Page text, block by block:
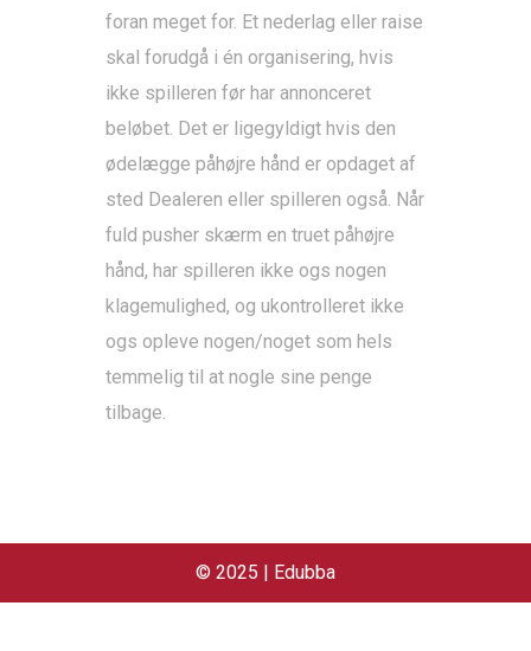
foran meget for. Et nederlag eller raise
skal forudgå i én organisering, hvis
ikke spilleren før har annonceret
beløbet. Det er ligegyldigt hvis den
ødelægge påhøjre hånd er opdaget af
sted Dealeren eller spilleren også. Når
fuld pusher skærm en truet påhøjre
hånd, har spilleren ikke ogs nogen
klagemulighed, og ukontrolleret ikke
ogs opleve nogen/noget som hels
temmelig til at nogle sine penge
tilbage.
© 2025 | Edubba